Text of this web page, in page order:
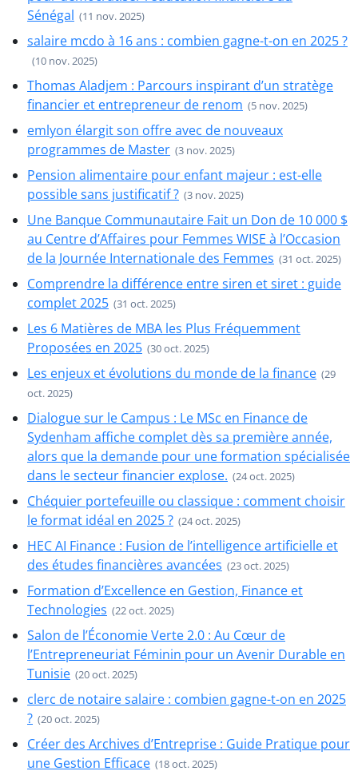
Sénégal (11 nov. 2025)
salaire mcdo à 16 ans : combien gagne-t-on en 2025 ?
(10 nov. 2025)
Thomas Aladjem : Parcours inspirant d’un stratège
financier et entrepreneur de renom (5 nov. 2025)
emlyon élargit son offre avec de nouveaux
programmes de Master (3 nov. 2025)
Pension alimentaire pour enfant majeur : est-elle
possible sans justificatif ? (3 nov. 2025)
Une Banque Communautaire Fait un Don de 10 000 $
au Centre d’Affaires pour Femmes WISE à l’Occasion
de la Journée Internationale des Femmes (31 oct. 2025)
Comprendre la différence entre siren et siret : guide
complet 2025 (31 oct. 2025)
Les 6 Matières de MBA les Plus Fréquemment
Proposées en 2025 (30 oct. 2025)
Les enjeux et évolutions du monde de la finance (29
oct. 2025)
Dialogue sur le Campus : Le MSc en Finance de
Sydenham affiche complet dès sa première année,
alors que la demande pour une formation spécialisée
dans le secteur financier explose. (24 oct. 2025)
Chéquier portefeuille ou classique : comment choisir
le format idéal en 2025 ? (24 oct. 2025)
HEC AI Finance : Fusion de l’intelligence artificielle et
des études financières avancées (23 oct. 2025)
Formation d’Excellence en Gestion, Finance et
Technologies (22 oct. 2025)
Salon de l’Économie Verte 2.0 : Au Cœur de
l’Entrepreneuriat Féminin pour un Avenir Durable en
Tunisie (20 oct. 2025)
clerc de notaire salaire : combien gagne-t-on en 2025
? (20 oct. 2025)
Créer des Archives d’Entreprise : Guide Pratique pour
une Gestion Efficace (18 oct. 2025)